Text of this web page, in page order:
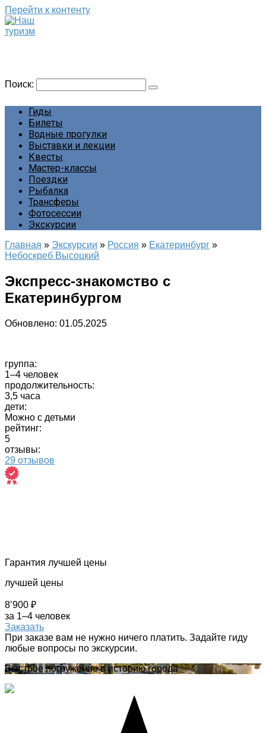
Перейти к контенту
Поиск:
Гиды
Билеты
Водные прогулки
Выставки и лекции
Квесты
Мастер-классы
Поездки
Рыбалка
Трансферы
Фотосессии
Экскурсии
Главная » Экскурсии » Россия » Екатеринбург »
Небоскреб Высоцкий
Экспресс-знакомство с
Екатеринбургом
Обновлено: 01.05.2025
группа:
1–4 человек
продолжительность:
3,5 часа
дети:
Можно с детьми
рейтинг:
5
отзывы:
29 отзывов
Гарантия лучшей цены
лучшей цены
8’900 ₽
за 1–4 человек
Заказать
При заказе вам не нужно ничего платить. Задайте гиду
любые вопросы по экскурсии.
Быстрое погружение в историю города